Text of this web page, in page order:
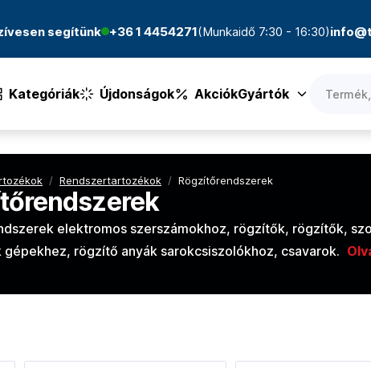
segítünk +36 1 4454271(Munkaidő 7:30 - 16:30)
Kategóriák Újdonságok AkciókGyártók
/ Rendszertartozékok / Rögzítőrendszerek
elektromos szerszámokhoz, rögzítők, rögzítők,
rögzítő anyák sarokcsiszolókhoz, csavarok.